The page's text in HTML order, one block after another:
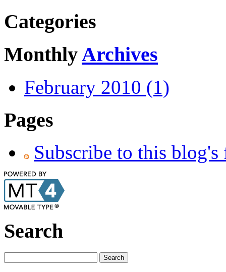
Categories
MonthlyArchives
February 2010 (1)
Pages
Subscribe to this blog's
Search